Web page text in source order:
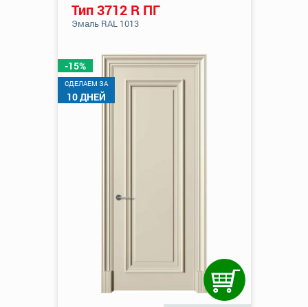
-15%
CДЕЛАЕМ ЗА
10 ДНЕЙ
Тип 3712 R ПГ
Эмаль RAL 1013